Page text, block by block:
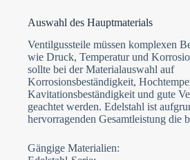
Auswahl des Hauptmaterials
Ventilgussteile müssen komplexen
wie Druck, Temperatur und
sollte bei der Materialauswahl auf
Korrosionsbeständigkeit,
Kavitationsbeständigkeit und gute
geachtet werden. Edelstahl ist
hervorragenden Gesamtleistung die
Gängige Materialien: